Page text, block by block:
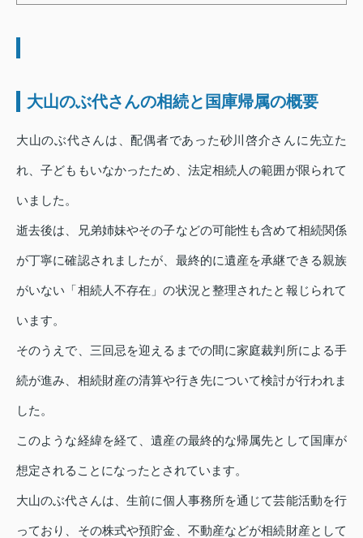
大山のぶ代さんの相続と国庫帰属の概要
大山のぶ代さんは、配偶者であった砂川啓介さんに先立た
れ、子どももいなかったため、法定相続人の範囲が限られて
いました。
逝去後は、兄弟姉妹やその子などの可能性も含めて相続関係
が丁寧に確認されましたが、最終的に遺産を承継できる親族
がいない「相続人不存在」の状況と整理されたと報じられて
います。
そのうえで、三回忌を迎えるまでの間に家庭裁判所による手
続が進み、相続財産の清算や行き先について検討が行われま
した。
このような経緯を経て、遺産の最終的な帰属先として国庫が
想定されることになったとされています。
大山のぶ代さんは、生前に個人事務所を通じて芸能活動を行
っており、その株式や預貯金、不動産などが相続財産として